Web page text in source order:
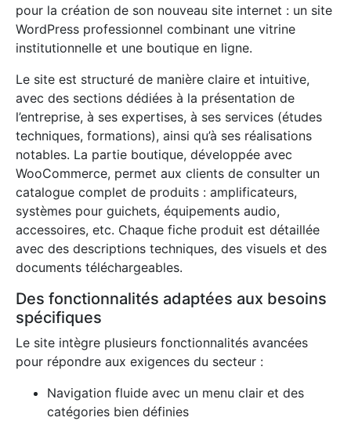
pour la création de son nouveau site internet : un site
WordPress professionnel combinant une vitrine
institutionnelle et une boutique en ligne.
Le site est structuré de manière claire et intuitive,
avec des sections dédiées à la présentation de
l’entreprise, à ses expertises, à ses services (études
techniques, formations), ainsi qu’à ses réalisations
notables. La partie boutique, développée avec
WooCommerce, permet aux clients de consulter un
catalogue complet de produits : amplificateurs,
systèmes pour guichets, équipements audio,
accessoires, etc. Chaque fiche produit est détaillée
avec des descriptions techniques, des visuels et des
documents téléchargeables.
Des fonctionnalités adaptées aux besoins
spécifiques
Le site intègre plusieurs fonctionnalités avancées
pour répondre aux exigences du secteur :
Navigation fluide avec un menu clair et des
catégories bien définies